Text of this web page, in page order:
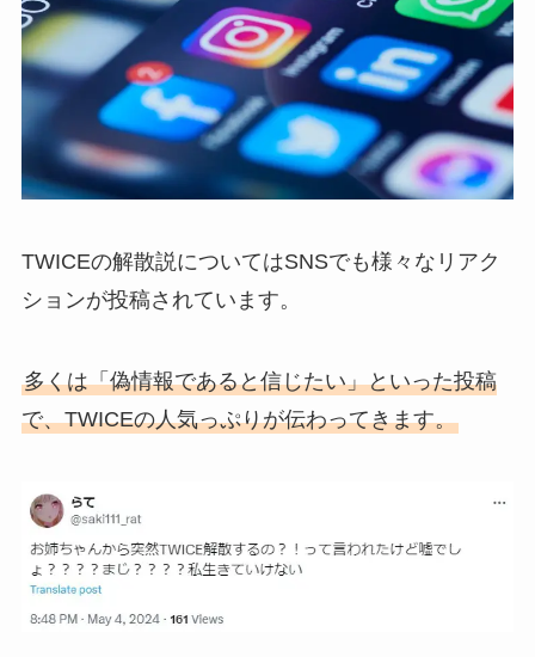
TWICEの解散説についてはSNSでも様々なリアク
ションが投稿されています。
多くは「偽情報であると信じたい」といった投稿
で、TWICEの人気っぷりが伝わってきます。